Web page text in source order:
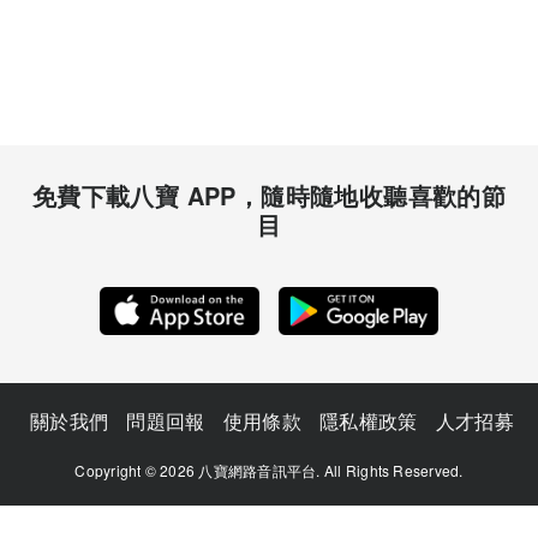
免費下載八寶 APP，隨時隨地收聽喜歡的節
目
關於我們 問題回報 使用條款 隱私權政策 人才招募
Copyright © 2026 八寶網路音訊平台. All Rights Reserved.